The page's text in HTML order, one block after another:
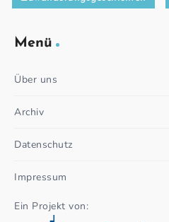
Menü
Über uns
Archiv
Datenschutz
Impressum
Ein Projekt von: